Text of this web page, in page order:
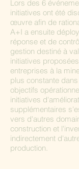
Lors des 6
initiatives ont été
œuvre afin de
A+I a ensuite
réponse et de
gestion destiné à
initiatives
entreprises à la
plus constante
objectifs
initiatives
supplémentaires
vers d'autres
construction et
indirectement
production.